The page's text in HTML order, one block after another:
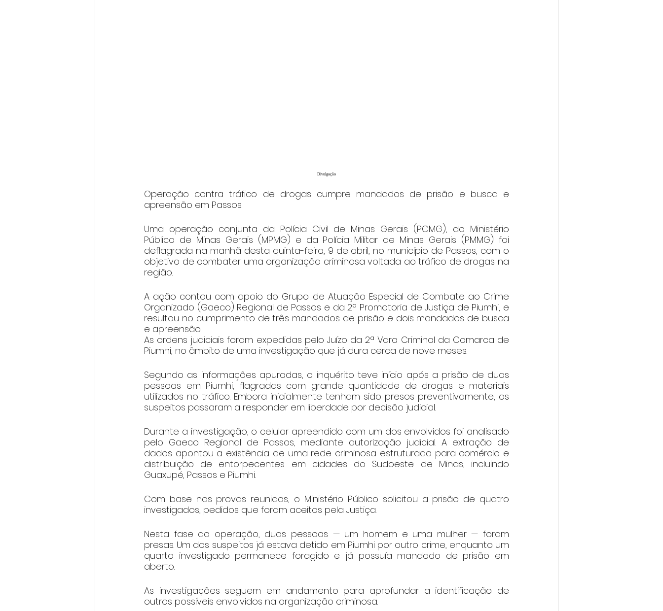
Divulgação
Operação contra tráfico de drogas cumpre mandados de prisão e busca e
apreensão em Passos.
Uma operação conjunta da Polícia Civil de Minas Gerais (PCMG), do Ministério
Público de Minas Gerais (MPMG) e da Polícia Militar de Minas Gerais (PMMG) foi
deflagrada na manhã desta quinta-feira, 9 de abril, no município de Passos, com o
objetivo de combater uma organização criminosa voltada ao tráfico de drogas na
região.
A ação contou com apoio do Grupo de Atuação Especial de Combate ao Crime
Organizado (Gaeco) Regional de Passos e da 2ª Promotoria de Justiça de Piumhi, e
resultou no cumprimento de três mandados de prisão e dois mandados de busca
e apreensão.
As ordens judiciais foram expedidas pelo Juízo da 2ª Vara Criminal da Comarca de
Piumhi, no âmbito de uma investigação que já dura cerca de nove meses.
Segundo as informações apuradas, o inquérito teve início após a prisão de duas
pessoas em Piumhi, flagradas com grande quantidade de drogas e materiais
utilizados no tráfico. Embora inicialmente tenham sido presos preventivamente, os
suspeitos passaram a responder em liberdade por decisão judicial.
Durante a investigação, o celular apreendido com um dos envolvidos foi analisado
pelo Gaeco Regional de Passos, mediante autorização judicial. A extração de
dados apontou a existência de uma rede criminosa estruturada para comércio e
distribuição de entorpecentes em cidades do Sudoeste de Minas, incluindo
Guaxupé, Passos e Piumhi.
Com base nas provas reunidas, o Ministério Público solicitou a prisão de quatro
investigados, pedidos que foram aceitos pela Justiça.
Nesta fase da operação, duas pessoas — um homem e uma mulher — foram
presas. Um dos suspeitos já estava detido em Piumhi por outro crime, enquanto um
quarto investigado permanece foragido e já possuía mandado de prisão em
aberto.
As investigações seguem em andamento para aprofundar a identificação de
outros possíveis envolvidos na organização criminosa.